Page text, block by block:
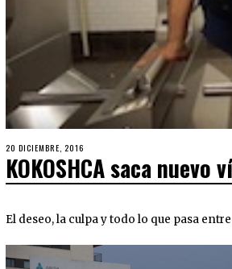
20 DICIEMBRE, 2016
KOKOSHCA saca nuevo
El deseo, la culpa y todo lo que pasa